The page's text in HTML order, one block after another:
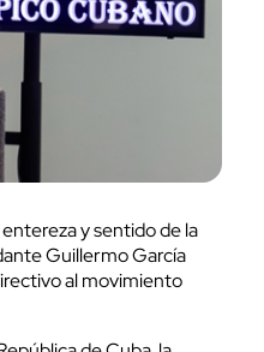
y sentido de la
Guillermo García
al movimiento